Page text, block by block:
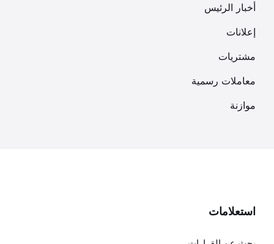
أخبار الرئيس
إعلانات
مشتريات
معاملات رسمية
موازنة
استعلامات